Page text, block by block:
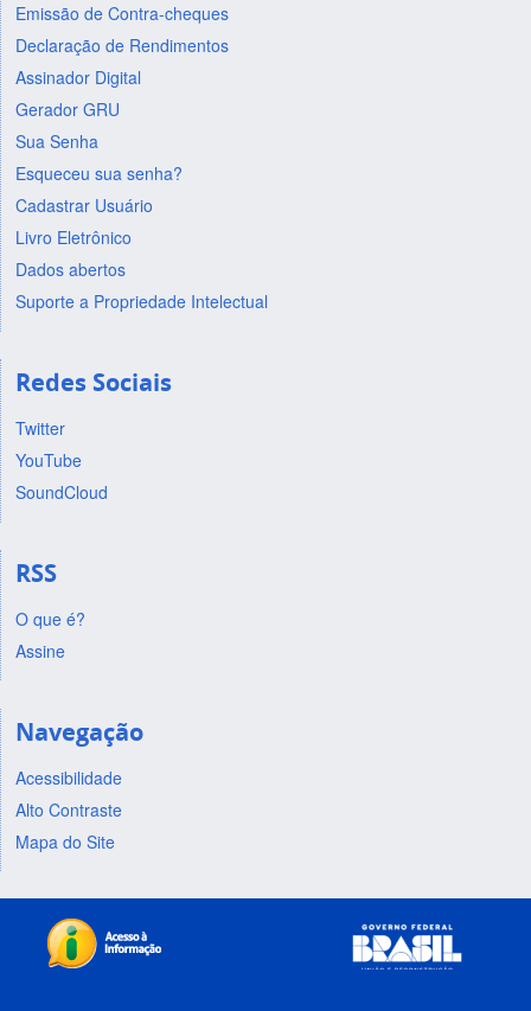
Emissão de Contra-cheques
Declaração de Rendimentos
Assinador Digital
Gerador GRU
Sua Senha
Esqueceu sua senha?
Cadastrar Usuário
Livro Eletrônico
Dados abertos
Suporte a Propriedade Intelectual
Redes Sociais
Twitter
YouTube
SoundCloud
RSS
O que é?
Assine
Navegação
Acessibilidade
Alto Contraste
Mapa do Site